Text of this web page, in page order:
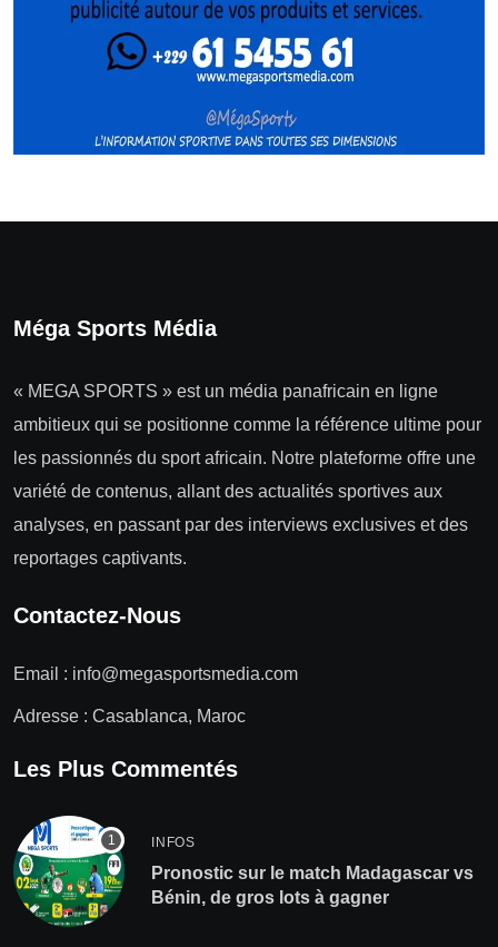
Méga Sports Média
« MEGA SPORTS » est un média panafricain en ligne
ambitieux qui se positionne comme la référence ultime pour
les passionnés du sport africain. Notre plateforme offre une
variété de contenus, allant des actualités sportives aux
analyses, en passant par des interviews exclusives et des
reportages captivants.
Contactez-Nous
Email : info@megasportsmedia.com
Adresse : Casablanca, Maroc
Les Plus Commentés
INFOS
Pronostic sur le match Madagascar vs
Bénin, de gros lots à gagner